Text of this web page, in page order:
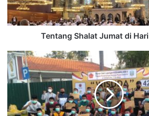
Tentang Shalat Jumat di Hari